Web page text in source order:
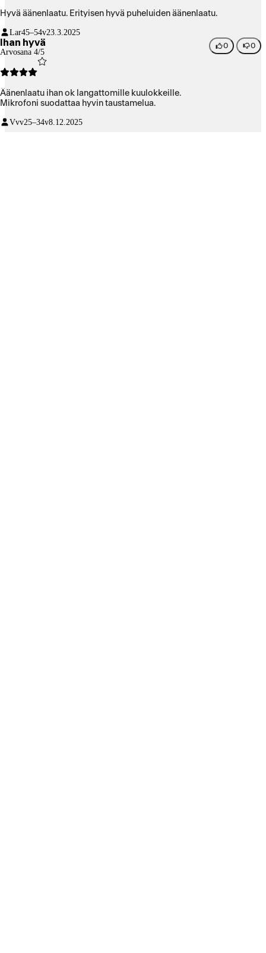
Hyvä äänenlaatu. Erityisen hyvä puheluiden äänenlaatu.
Lar45–54v23.3.2025
Ihan hyvä
Arvosana 4/5
0 0
Äänenlaatu ihan ok langattomille kuulokkeille.
Mikrofoni suodattaa hyvin taustamelua.
Vvv25–34v8.12.2025